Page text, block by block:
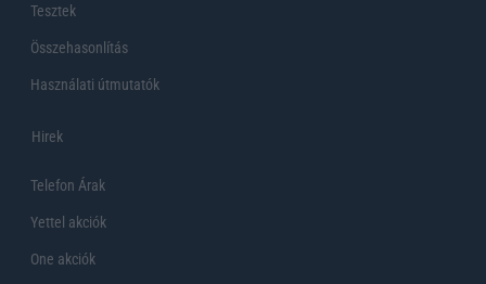
Tesztek
Összehasonlítás
Használati útmutatók
Hirek
Telefon Árak
Yettel akciók
One akciók